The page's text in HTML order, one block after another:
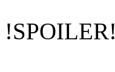
!SPOILER!